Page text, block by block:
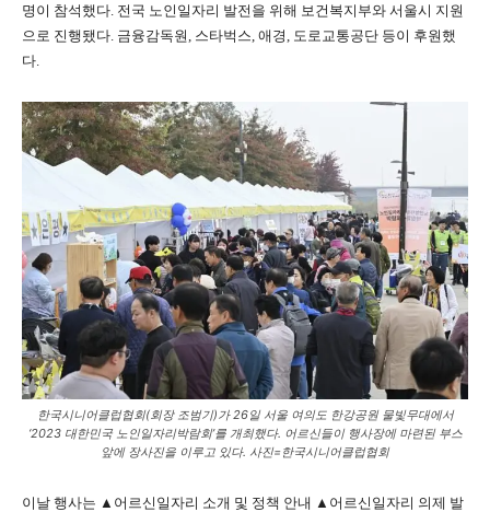
명이 참석했다. 전국 노인일자리 발전을 위해 보건복지부와 서울시 지원
으로 진행됐다. 금융감독원, 스타벅스, 애경, 도로교통공단 등이 후원했
다.
한국시니어클럽협회(회장 조범기)가 26일 서울 여의도 한강공원 물빛무대에서
‘2023 대한민국 노인일자리박람회’를 개최했다. 어르신들이 행사장에 마련된 부스
앞에 장사진을 이루고 있다. 사진=한국시니어클럽협회
이날 행사는 ▲어르신일자리 소개 및 정책 안내 ▲어르신일자리 의제 발